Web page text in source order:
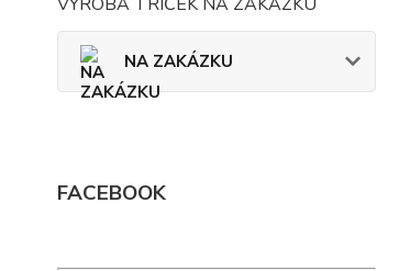
NA ZAKÁZKU
FACEBOOK